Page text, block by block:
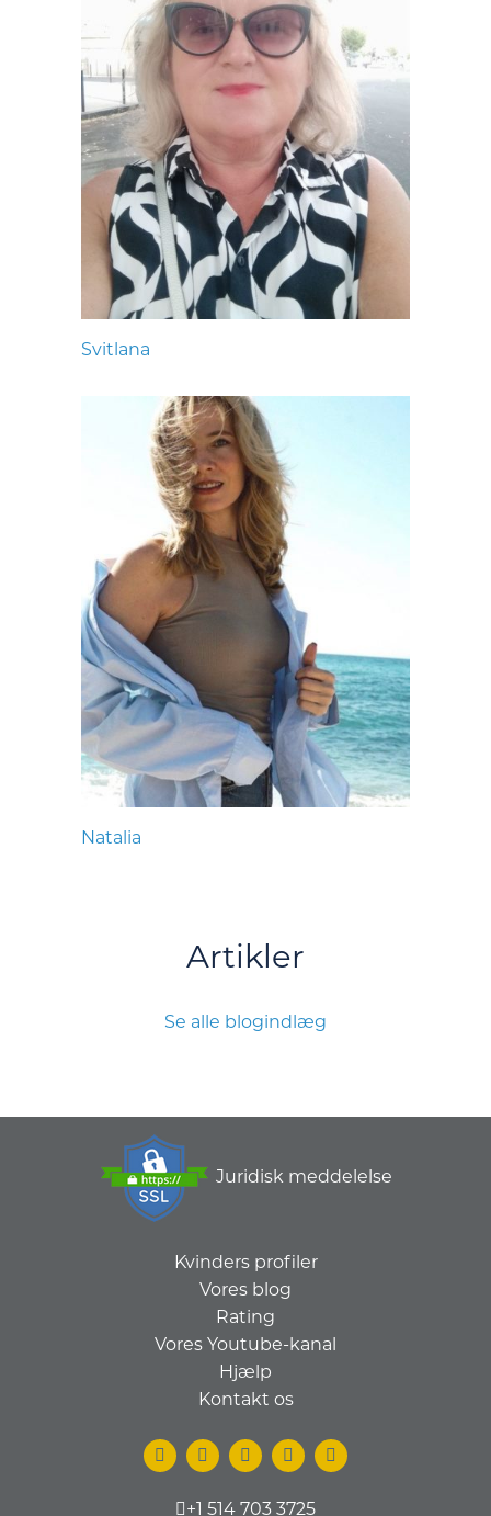
Svitlana
Natalia
Artikler
Se alle blogindlæg
Juridisk meddelelse
Kvinders profiler
Vores blog
Rating
Vores Youtube-kanal
Hjælp
Kontakt os
+1 514 703 3725